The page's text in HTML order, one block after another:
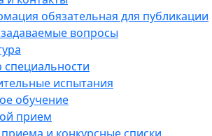
обязательная для публикации
вопросы
испытания
обучение
прием